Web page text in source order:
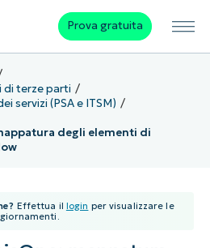
Prova gratuita
di terze parti
servizi (PSA e ITSM)
degli elementi di
Effettua il login per visualizzare le